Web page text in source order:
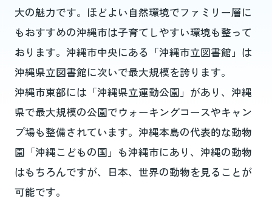
大の魅力です。ほどよい自然環境でファミリー層に
もおすすめの沖縄市は子育てしやすい環境も整って
おります。沖縄市中央にある「沖縄市立図書館」は
沖縄県立図書館に次いで最大規模を誇ります。
沖縄市東部には「沖縄県立運動公園」があり、沖縄
県で最大規模の公園でウォーキングコースやキャン
プ場も整備されています。沖縄本島の代表的な動物
園「沖縄こどもの国」も沖縄市にあり、沖縄の動物
はもちろんですが、日本、世界の動物を見ることが
可能です。